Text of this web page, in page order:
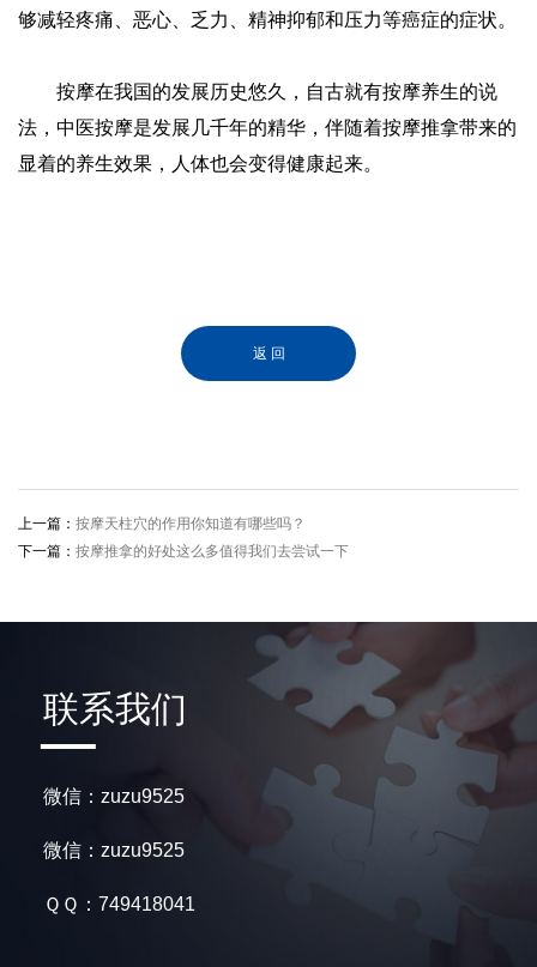
够减轻疼痛、恶心、乏力、精神抑郁和压力等癌症的症状。
按摩在我国的发展历史悠久，自古就有按摩养生的说
法，中医按摩是发展几千年的精华，伴随着按摩推拿带来的
显着的养生效果，人体也会变得健康起来。
返 回
上一篇： 按摩天柱穴的作用你知道有哪些吗？
下一篇： 按摩推拿的好处这么多值得我们去尝试一下
联系我们
微信：zuzu9525
微信：zuzu9525
ＱＱ：749418041